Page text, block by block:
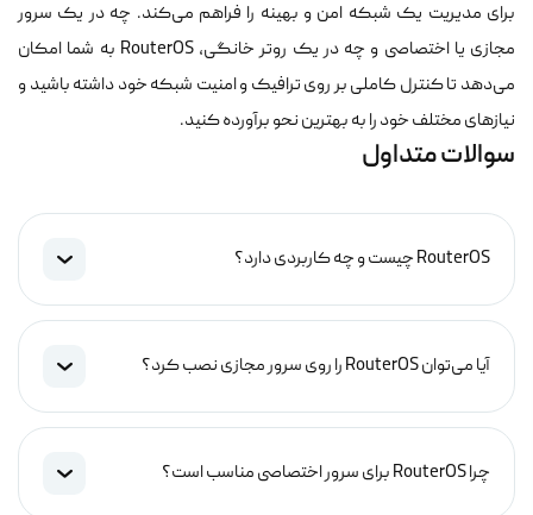
برای مدیریت یک شبکه امن و بهینه را فراهم می‌کند. چه در یک سرور
مجازی یا اختصاصی و چه در یک روتر خانگی، RouterOS به شما امکان
می‌دهد تا کنترل کاملی بر روی ترافیک و امنیت شبکه خود داشته باشید و
نیازهای مختلف خود را به بهترین نحو برآورده کنید.
سوالات متداول
RouterOS چیست و چه کاربردی دارد؟
آیا می‌توان RouterOS را روی سرور مجازی نصب کرد؟
چرا RouterOS برای سرور اختصاصی مناسب است؟